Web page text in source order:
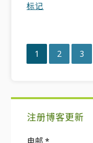
标记
页
1 页
2 页
3
注册博客更新